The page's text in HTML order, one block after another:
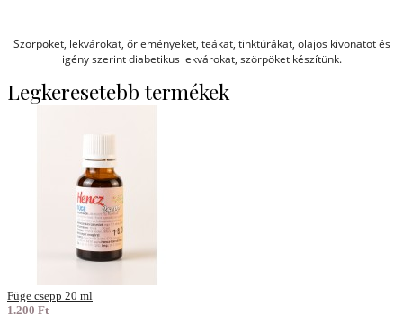
Szörpöket, lekvárokat, őrleményeket, teákat, tinktúrákat, olajos kivonatot és
igény szerint diabetikus lekvárokat, szörpöket készítünk.
Legkeresetebb termékek
Füge csepp 20 ml
1.200 Ft